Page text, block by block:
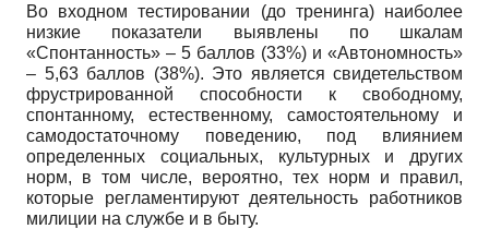
Во входном тестировании (до тренинга) наиболее
низкие показатели выявлены по шкалам
«Спонтанность» – 5 баллов (33%) и «Автономность»
– 5,63 баллов (38%). Это является свидетельством
фрустрированной способности к свободному,
спонтанному, естественному, самостоятельному и
самодостаточному поведению, под влиянием
определенных социальных, культурных и других
норм, в том числе, вероятно, тех норм и правил,
которые регламентируют деятельность работников
милиции на службе и в быту.